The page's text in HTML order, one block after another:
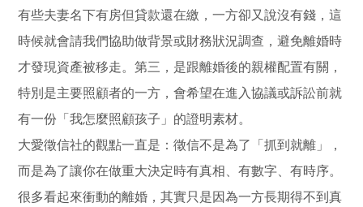
有些夫妻名下有房但貸款還在繳，一方卻又說沒有錢，這
時候就會請我們協助做背景或財務狀況調查，避免離婚時
才發現資產被移走。第三，是跟離婚後的親權配置有關，
特別是主要照顧者的一方，會希望在進入協議或訴訟前就
有一份「我怎麼照顧孩子」的證明素材。
大愛徵信社的觀點一直是：徵信不是為了「抓到就離」，
而是為了讓你在做重大決定時有真相、有數字、有時序。
很多看起來衝動的離婚，其實只是因為一方長期得不到真